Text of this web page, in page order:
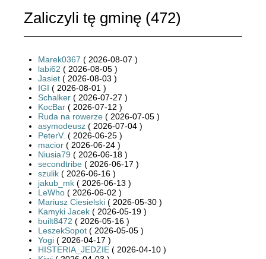
Zaliczyli tę gminę (472)
Marek0367 ( 2026-08-07 )
labi62 ( 2026-08-05 )
Jasiet ( 2026-08-03 )
IGI ( 2026-08-01 )
Schalker ( 2026-07-27 )
KocBar ( 2026-07-12 )
Ruda na rowerze ( 2026-07-05 )
asymodeusz ( 2026-07-04 )
PeterV. ( 2026-06-25 )
macior ( 2026-06-24 )
Niusia79 ( 2026-06-18 )
secondtribe ( 2026-06-17 )
szulik ( 2026-06-16 )
jakub_mk ( 2026-06-13 )
LeWho ( 2026-06-02 )
Mariusz Ciesielski ( 2026-05-30 )
Kamyki Jacek ( 2026-05-19 )
built8472 ( 2026-05-16 )
LeszekSopot ( 2026-05-05 )
Yogi ( 2026-04-17 )
HISTERIA_JEDZIE ( 2026-04-10 )